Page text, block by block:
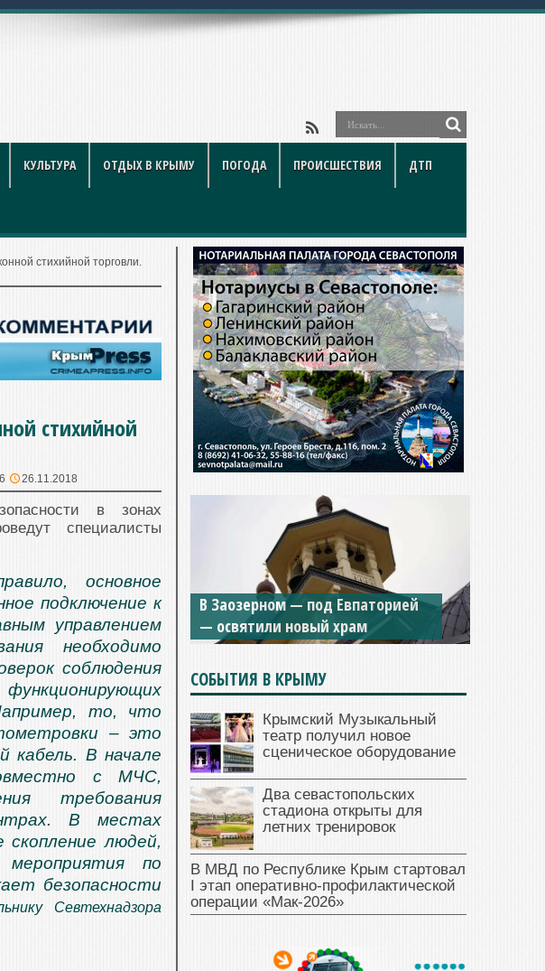
районы, новостро
КУЛЬТУРА ОТДЫХ В КРЫМУ ПОГОДА ПРОИСШЕСТВИЯ ДТП
стихийной торговли.
стихийной
26.11.2018
в зонах
специалисты
основное
подключение к
управлением
необходимо
соблюдения
то, что
– это
кабель. В начале
с МЧС,
требования
В местах
людей,
по
безопасности
Севтехнадзора
В Заозерном — под Евпаторией
— освятили новый храм
Мужской монастырь Косьмы и
Дамиана в Крыму вновь открыт
для посещения
СОБЫТИЯ В КРЫМУ
Крымский Музыкальный
театр получил новое
сценическое оборудование
Два севастопольских
стадиона открыты для
летних тренировок
В МВД по Республике Крым стартовал
I этап оперативно‑профилактической
операции «Мак‑2026»